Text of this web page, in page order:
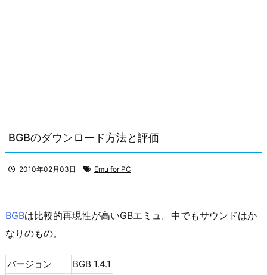
BGBのダウンロード方法と評価
2010年02月03日 Emu for PC
BGBは比較的再現性が高いGBエミュ。中でもサウンドはか
なりのもの。
バージョン
BGB 1.4.1